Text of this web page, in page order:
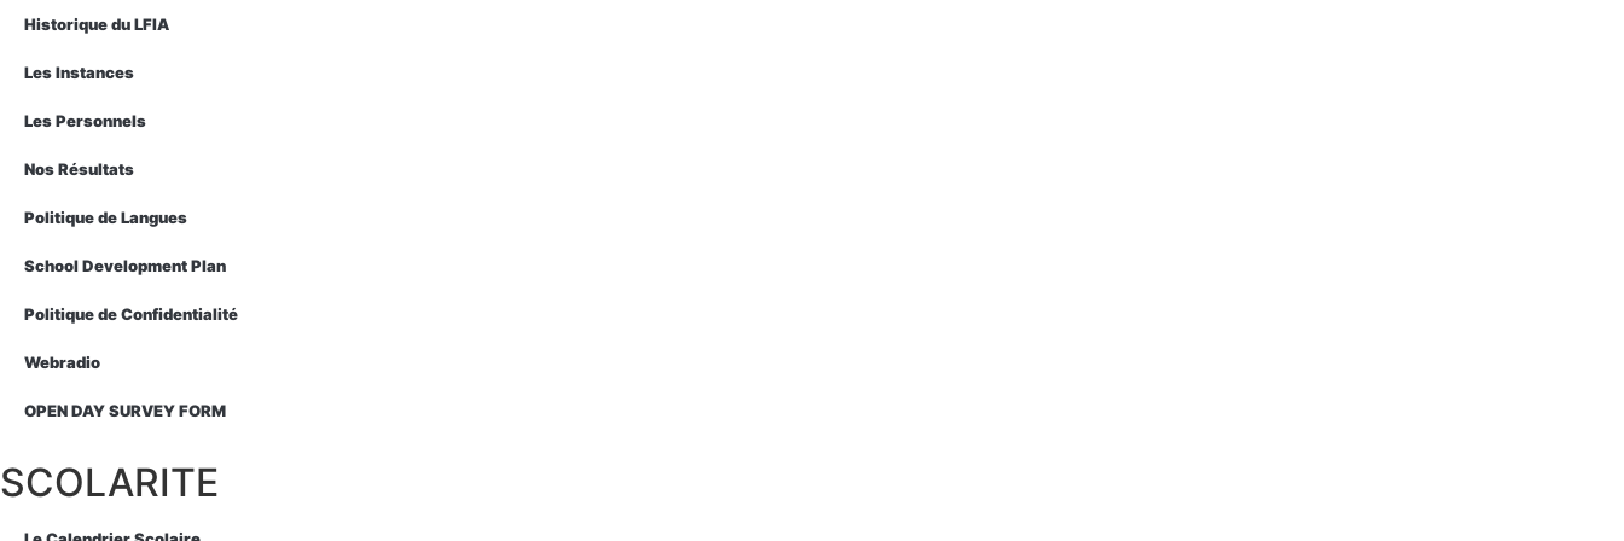
Historique du LFIA
Les Instances
Les Personnels
Nos Résultats
Politique de Langues
School Development Plan
Politique de Confidentialité
Webradio
OPEN DAY SURVEY FORM
SCOLARITE